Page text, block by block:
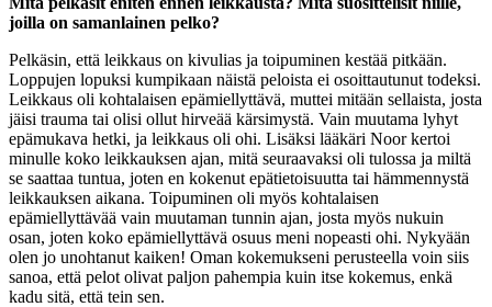
joilla on samanlainen pelko?
Pelkäsin, että leikkaus on kivulias ja toipuminen kestää pitkään.
Loppujen lopuksi kumpikaan näistä peloista ei osoittautunut todeksi.
Leikkaus oli kohtalaisen epämiellyttävä, muttei mitään sellaista, josta
jäisi trauma tai olisi ollut hirveää kärsimystä. Vain muutama lyhyt
epämukava hetki, ja leikkaus oli ohi. Lisäksi lääkäri Noor kertoi
minulle koko leikkauksen ajan, mitä seuraavaksi oli tulossa ja miltä
se saattaa tuntua, joten en kokenut epätietoisuutta tai hämmennystä
leikkauksen aikana. Toipuminen oli myös kohtalaisen
epämiellyttävää vain muutaman tunnin ajan, josta myös nukuin
osan, joten koko epämiellyttävä osuus meni nopeasti ohi. Nykyään
olen jo unohtanut kaiken! Oman kokemukseni perusteella voin siis
sanoa, että pelot olivat paljon pahempia kuin itse kokemus, enkä
kadu sitä, että tein sen.